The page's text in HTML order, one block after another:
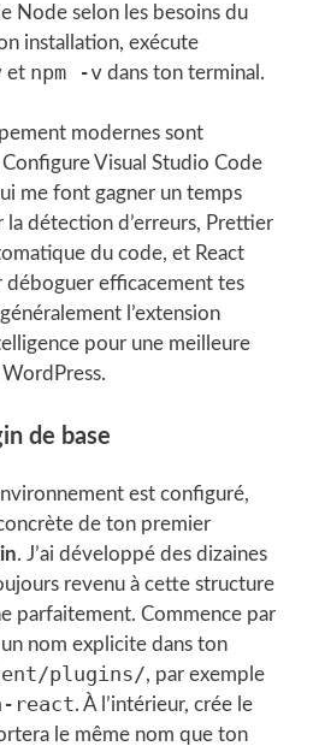
Node selon les besoins du
installation, exécute
et npm -v dans ton terminal.
modernes sont
Visual Studio Code
me font gagner un temps
la détection d’erreurs, Prettier
du code, et React
déboguer efficacement tes
l’extension
pour une meilleure
de base
est configuré,
de ton premier
. J’ai développé des dizaines
revenu à cette structure
parfaitement. Commence par
nom explicite dans ton
plugins/, par exemple
react. À l’intérieur, crée le
le même nom que ton